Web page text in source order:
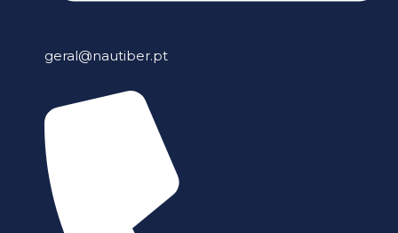
geral@nautiber.pt